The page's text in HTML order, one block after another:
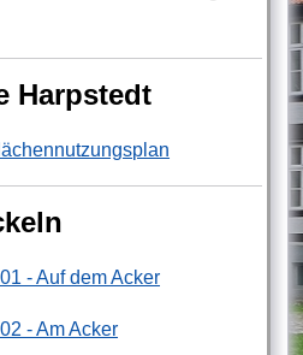
Harpstedt
- Auf dem Acker
- Am Acker